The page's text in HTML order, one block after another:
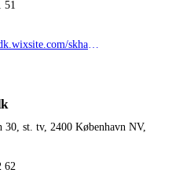
51
skhandyman
30, st. tv, 2400 København NV,
62